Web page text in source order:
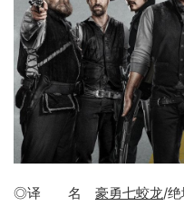
◎译 名 豪勇七蛟龙/